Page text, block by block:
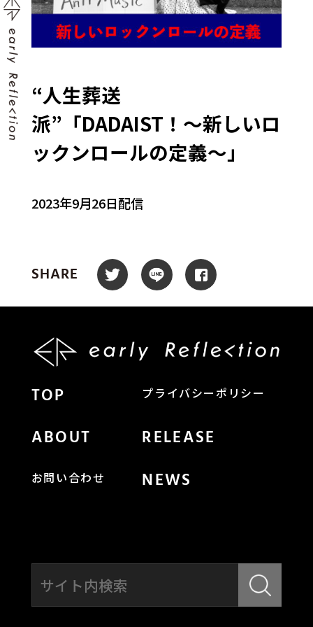
“人生葬送
派”「DADAIST！〜新しいロ
ックンロールの定義〜」
2023年9月26日配信
SHARE
TOP プライバシーポリシー
ABOUT RELEASE
お問い合わせ NEWS